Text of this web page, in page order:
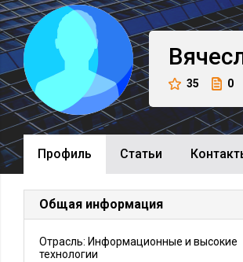
35 0
Профиль Cтатьи
Общая информация
Отрасль: Информационные и высокие
технологии